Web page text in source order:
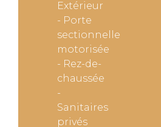
Extérieur
- Porte
sectionnelle
motorisée
- Rez-de-
chaussée
-
Sanitaires
privés